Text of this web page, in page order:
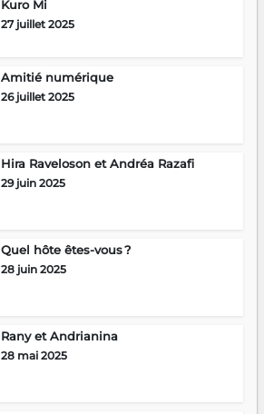
Kuro Mi
27 juillet 2025
Amitié numérique
26 juillet 2025
Hira Raveloson et Andréa Razafi
29 juin 2025
Quel hôte êtes-vous ?
28 juin 2025
Rany et Andrianina
28 mai 2025